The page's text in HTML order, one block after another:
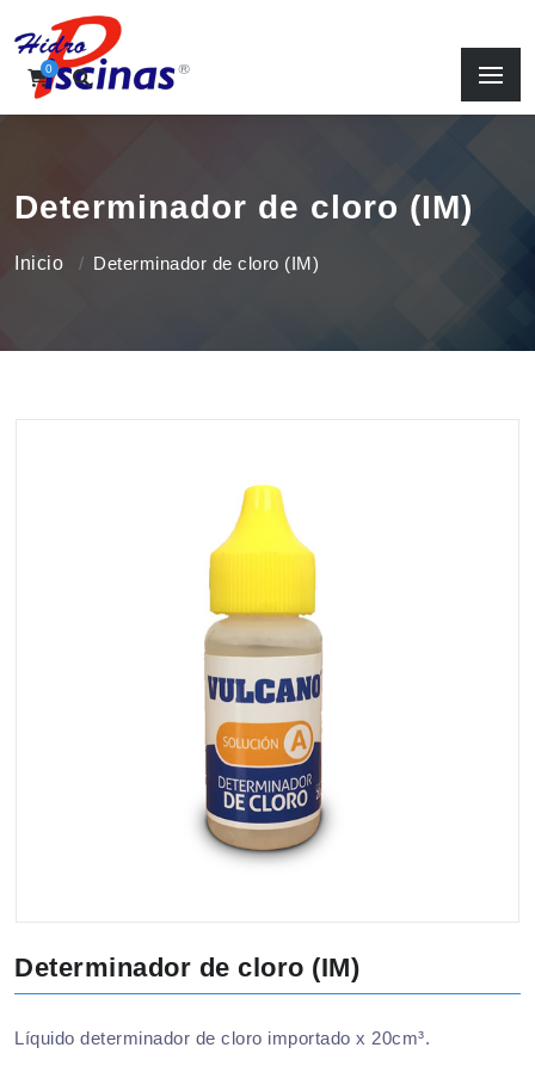
0
Determinador de cloro (IM)
Inicio Determinador de cloro (IM)
Determinador de cloro (IM)
Líquido determinador de cloro importado x 20cm³.